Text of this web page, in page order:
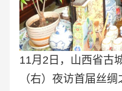
11月2日，山西省古
（右）夜访首届丝